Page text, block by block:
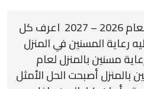
🏡 رعاية مسنين بالمنزل لعام 2026 – 2027 اعرف كل
رعاية المسنين في المنزل
مسنين بالمنزل لعام
مسنين بالمنزل أصبحت الحل الأمثل